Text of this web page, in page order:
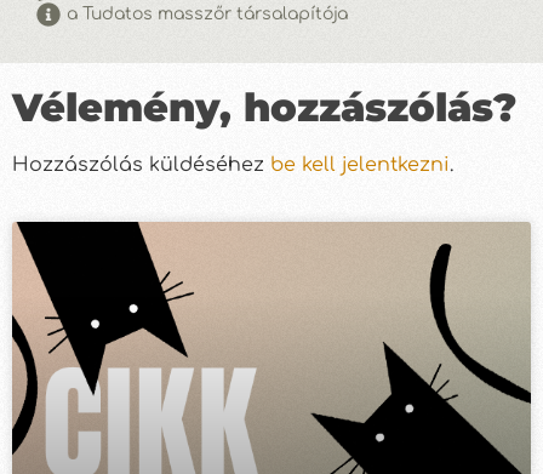
a Tudatos masszőr társalapítója
Vélemény, hozzászólás?
Hozzászólás küldéséhez be kell jelentkezni.